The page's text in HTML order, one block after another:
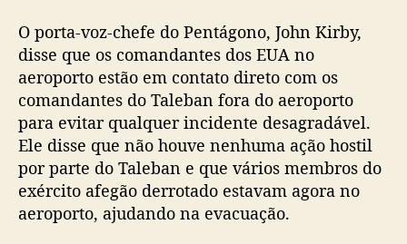
O porta-voz-chefe do Pentágono, John Kirby,
disse que os comandantes dos EUA no
aeroporto estão em contato direto com os
comandantes do Taleban fora do aeroporto
para evitar qualquer incidente desagradável.
Ele disse que não houve nenhuma ação hostil
por parte do Taleban e que vários membros do
exército afegão derrotado estavam agora no
aeroporto, ajudando na evacuação.